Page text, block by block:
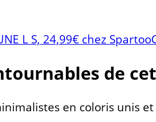
L S, 24,99€ chez
de
en coloris unis